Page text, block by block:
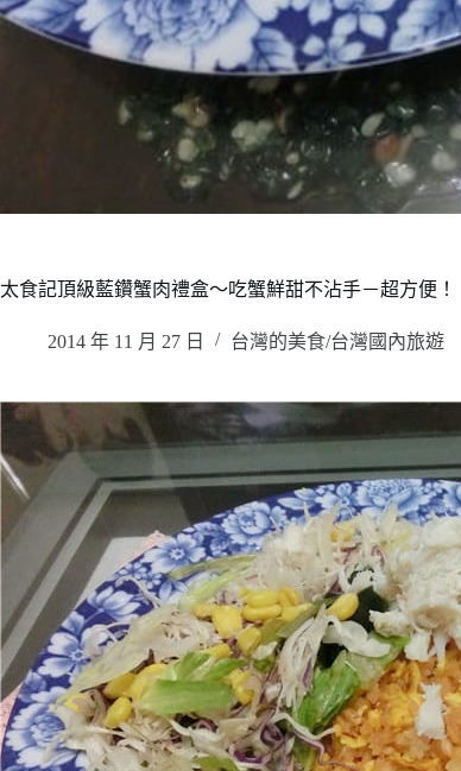
太食記頂級藍鑽蟹肉禮盒～吃蟹鮮甜不沾手－超方便！
2014 年 11 月 27 日 台灣的美食/台灣國內旅遊